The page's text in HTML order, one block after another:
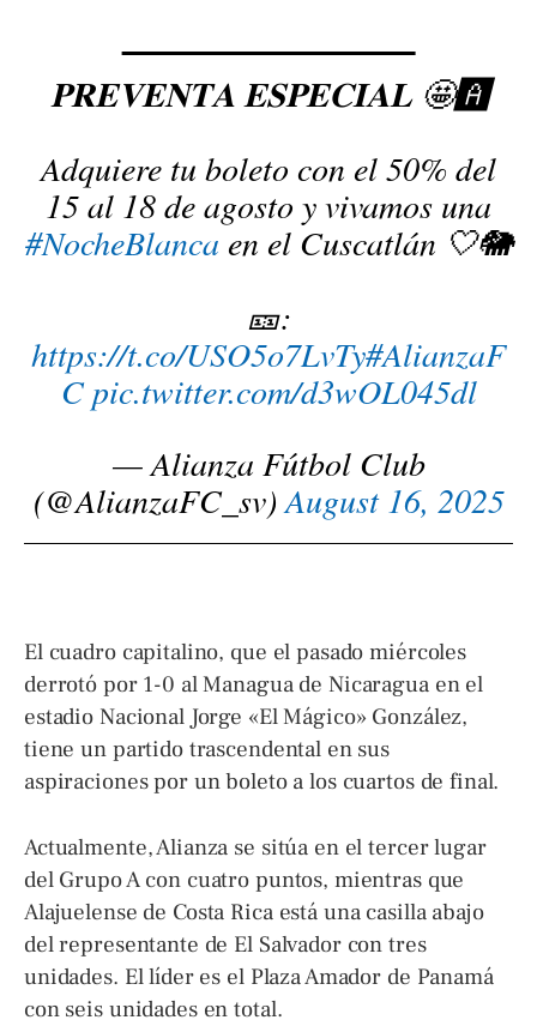
𝐏𝐑𝐄𝐕𝐄𝐍𝐓𝐀 𝐄𝐒𝐏𝐄𝐂𝐈𝐀𝐋 🤩🅰️
Adquiere tu boleto con el 50% del
15 al 18 de agosto y vivamos una
#NocheBlanca en el Cuscatlán 🤍🐘
🎫:
https://t.co/USO5o7LvTy#AlianzaF
Cpic.twitter.com/d3wOL045dl
— Alianza Fútbol Club
(@AlianzaFC_sv) August 16, 2025
El cuadro capitalino, que el pasado miércoles
derrotó por 1-0 al Managua de Nicaragua en el
estadio Nacional Jorge «El Mágico» González,
tiene un partido trascendental en sus
aspiraciones por un boleto a los cuartos de final.
Actualmente, Alianza se sitúa en el tercer lugar
del Grupo A con cuatro puntos, mientras que
Alajuelense de Costa Rica está una casilla abajo
del representante de El Salvador con tres
unidades. El líder es el Plaza Amador de Panamá
con seis unidades en total.